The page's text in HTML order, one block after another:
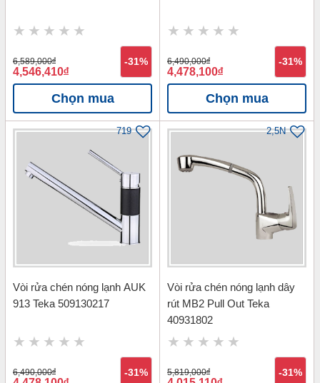
6,589,000đ
4,546,410đ
-31%
Chọn mua
6,490,000đ
4,478,100đ
-31%
Chọn mua
719
Vòi rửa chén nóng lạnh AUK
913 Teka 509130217
6,490,000đ -31%
2,5N
Vòi rửa chén nóng lạnh dây
rút MB2 Pull Out Teka
40931802
5,819,000đ -31%